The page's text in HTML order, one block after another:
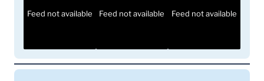
Feed not available Feed not available Feed not available